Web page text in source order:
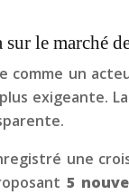
sur le marché
comme un
exigeante.
une
5